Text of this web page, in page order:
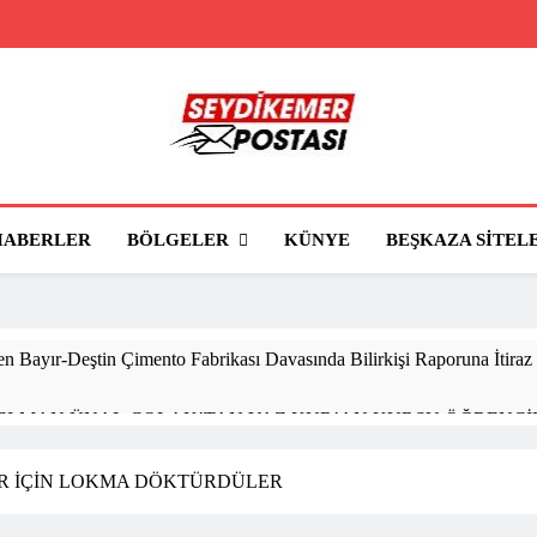
Seydikemer
BÖLGELER KÜNYE BEŞKAZA
Bayır-Deştin Çimento Fabrikası Davasında Bilirkişi Raporuna İtiraz
ÜNAL ÇOLAK’TAN YAZ KUR’AN KURSU
YAŞA, SEYDİKEMER’İ KEŞFET” BİLGİ
İÇİN LOKMA DÖKTÜRDÜLER